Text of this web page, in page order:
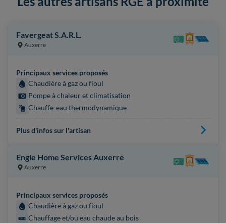
Favergeat S.A.R.L.
Auxerre
Principaux services proposés
Chaudière à gaz ou fioul
Pompe à chaleur et climatisation
Chauffe-eau thermodynamique
Plus d'infos sur l'artisan
Engie Home Services Auxerre
Auxerre
Principaux services proposés
Chaudière à gaz ou fioul
Chauffage et/ou eau chaude au bois